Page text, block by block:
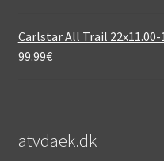
Carlstar All Trail 22x11.00-
99.99€
atvdaek.dk